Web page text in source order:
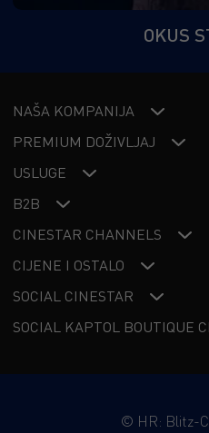
OKUS
NAŠA KOMPANIJA
PREMIUM DOŽIVLJAJ
USLUGE
B2B
CINESTAR CHANNELS
CIJENE I OSTALO
SOCIAL CINESTAR
SOCIAL KAPTOL BOUTIQUE
© HR: Blitz-